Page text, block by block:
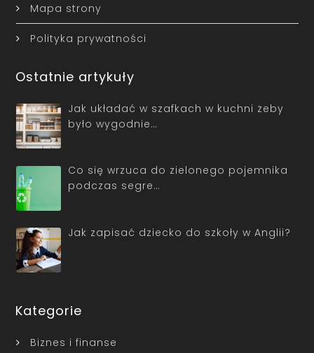
Mapa strony
Polityka prywatności
Ostatnie artykuły
Jak układać w szafkach w kuchni żeby
było wygodnie…
Co się wrzuca do zielonego pojemnika
podczas segre…
Jak zapisać dziecko do szkoły w Anglii?
Kategorie
Biznes i finanse